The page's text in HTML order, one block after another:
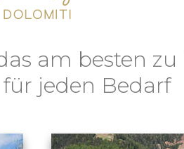
am besten
jeden Bedarf